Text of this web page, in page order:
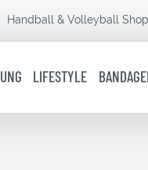
Handball & Volleyball Shop
LIFESTYLE